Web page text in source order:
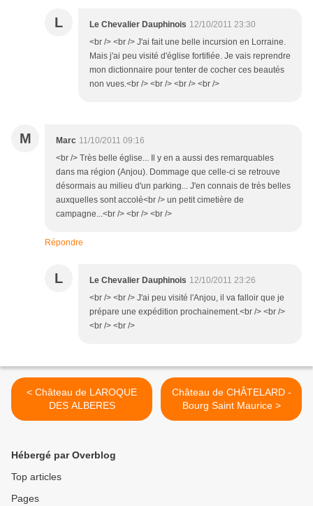
L Le Chevalier Dauphinois 12/10/2011 23:30
<br /> <br /> J'ai fait une belle incursion en Lorraine.
Mais j'ai peu visité d'église fortifiée. Je vais reprendre
mon dictionnaire pour tenter de cocher ces beautés
non vues.<br /> <br /> <br /> <br />
M Marc 11/10/2011 09:16
<br /> Très belle église... Il y en a aussi des remarquables
dans ma région (Anjou). Dommage que celle-ci se retrouve
désormais au milieu d'un parking... J'en connais de très belles
auxquelles sont accolé<br /> un petit cimetière de
campagne...<br /> <br /> <br />
Répondre
L Le Chevalier Dauphinois 12/10/2011 23:26
<br /> <br /> J'ai peu visité l'Anjou, il va falloir que je
prépare une expédition prochainement.<br /> <br />
<br /> <br />
< Château de LAROQUE
DES ALBERES
Château de CHÂTELARD -
Bourg Saint Maurice >
Hébergé par Overblog
Top articles
Pages